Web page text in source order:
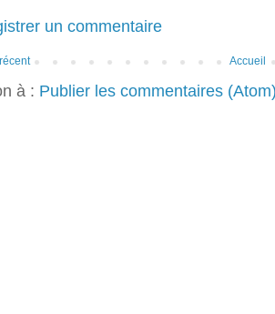
un commentaire
Accueil
à : Publier les commentaires